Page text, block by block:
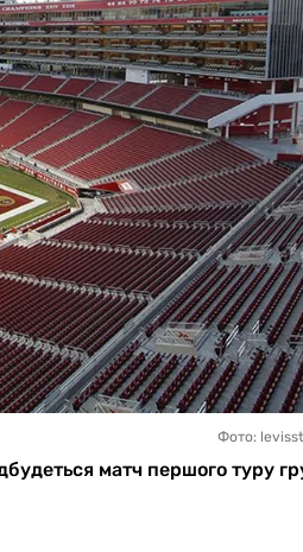
Фото:
матч першого туру